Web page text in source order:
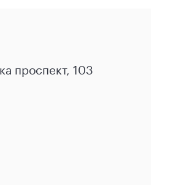
проспект, 103